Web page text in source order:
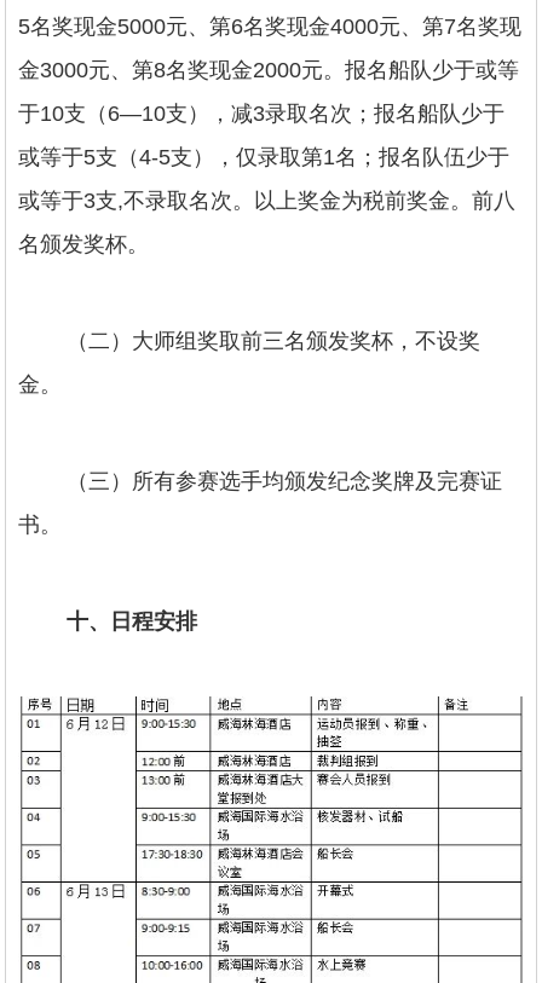
5名奖现金5000元、第6名奖现金4000元、第7名奖现
金3000元、第8名奖现金2000元。报名船队少于或等
于10支（6—10支），减3录取名次；报名船队少于
或等于5支（4-5支），仅录取第1名；报名队伍少于
或等于3支,不录取名次。以上奖金为税前奖金。前八
名颁发奖杯。
（二）大师组奖取前三名颁发奖杯，不设奖
金。
（三）所有参赛选手均颁发纪念奖牌及完赛证
书。
十、日程安排